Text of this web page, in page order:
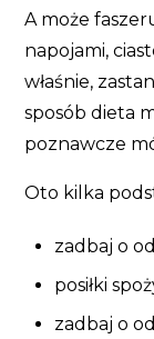
A może
napojami,
właśnie,
sposób dieta
poznawcze
Oto kilka
zadbaj o
posiłki
zadbaj o